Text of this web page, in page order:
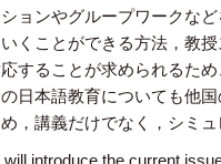
ョンやグループワークな
くことができる方法，教
することが求められるた
日本語教育についても他
，講義だけでなく，シミ
introduce the current